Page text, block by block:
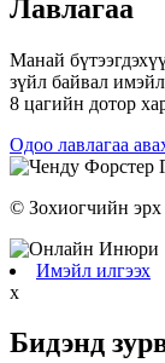
Лавлагаа
Манай
зүйл байвал
8 цагийн дотор
Одоо лавлагаа
© Зохиогчийн эрх
Имэйл илгээх
x
Бидэнд